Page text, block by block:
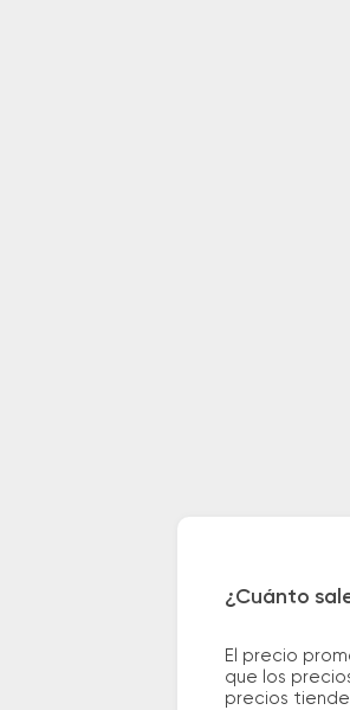
¿Cuánto
El precio
que los
precios